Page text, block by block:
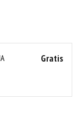
Gratis